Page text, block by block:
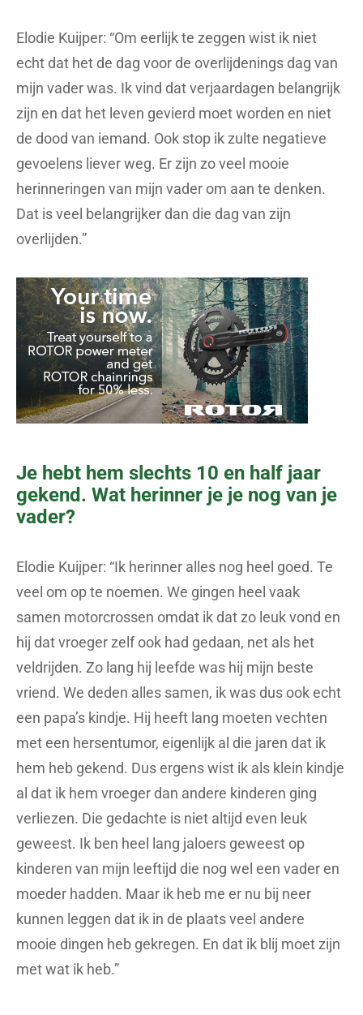
Elodie Kuijper: “Om eerlijk te zeggen wist ik niet
echt dat het de dag voor de overlijdenings dag van
mijn vader was. Ik vind dat verjaardagen belangrijk
zijn en dat het leven gevierd moet worden en niet
de dood van iemand. Ook stop ik zulte negatieve
gevoelens liever weg. Er zijn zo veel mooie
herinneringen van mijn vader om aan te denken.
Dat is veel belangrijker dan die dag van zijn
overlijden.”
Je hebt hem slechts 10 en half jaar
gekend. Wat herinner je je nog van je
vader?
Elodie Kuijper: “Ik herinner alles nog heel goed. Te
veel om op te noemen. We gingen heel vaak
samen motorcrossen omdat ik dat zo leuk vond en
hij dat vroeger zelf ook had gedaan, net als het
veldrijden. Zo lang hij leefde was hij mijn beste
vriend. We deden alles samen, ik was dus ook echt
een papa’s kindje. Hij heeft lang moeten vechten
met een hersentumor, eigenlijk al die jaren dat ik
hem heb gekend. Dus ergens wist ik als klein kindje
al dat ik hem vroeger dan andere kinderen ging
verliezen. Die gedachte is niet altijd even leuk
geweest. Ik ben heel lang jaloers geweest op
kinderen van mijn leeftijd die nog wel een vader en
moeder hadden. Maar ik heb me er nu bij neer
kunnen leggen dat ik in de plaats veel andere
mooie dingen heb gekregen. En dat ik blij moet zijn
met wat ik heb.”